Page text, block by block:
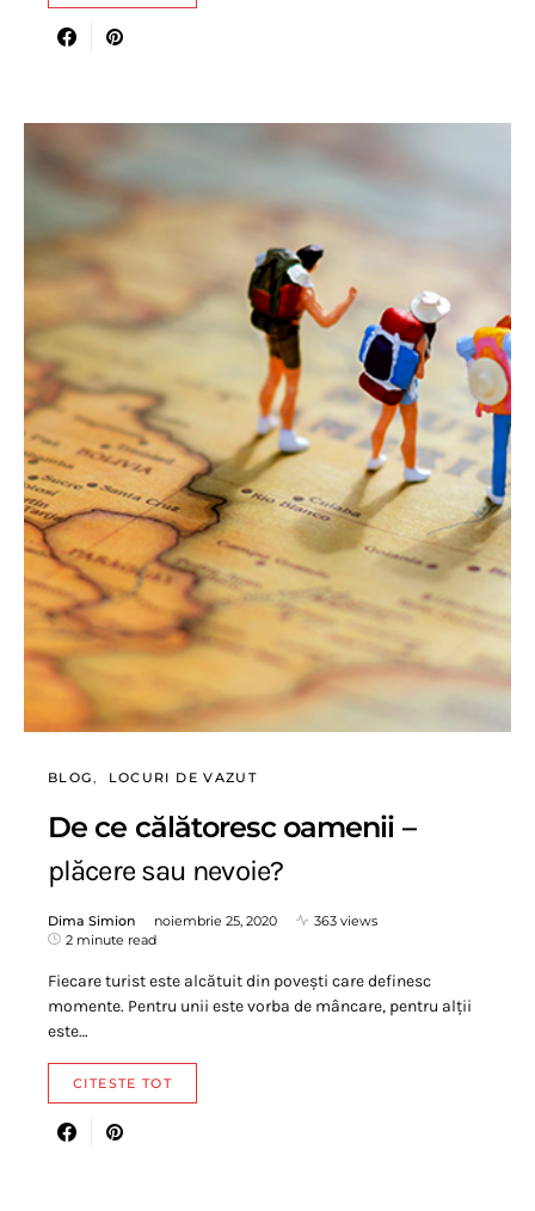
BLOG LOCURI DE VAZUT
De ce călătoresc oamenii –
plăcere sau nevoie?
Dima Simion noiembrie 25, 2020
363 views
2 minute read
Fiecare turist este alcătuit din povești care definesc
momente. Pentru unii este vorba de mâncare, pentru alții
este…
CITESTE TOT